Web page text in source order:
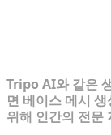
Tripo AI와 같은
면 베이스 메시
위해 인간의 전문